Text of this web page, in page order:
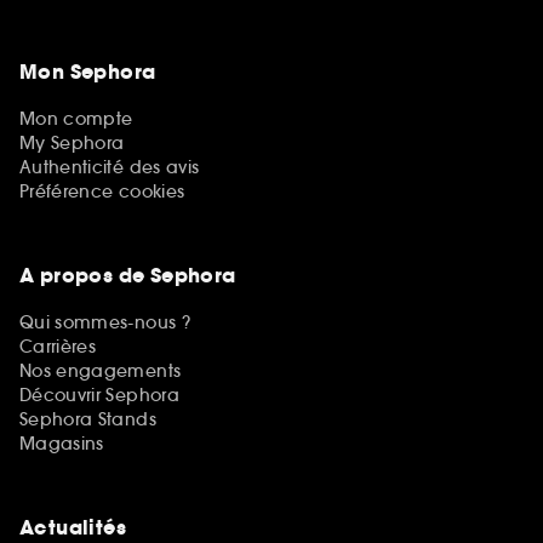
Mon Sephora
Mon compte
My Sephora
Authenticité des avis
Préférence cookies
A propos de Sephora
Qui sommes-nous ?
Carrières
Nos engagements
Découvrir Sephora
Sephora Stands
Magasins
Actualités